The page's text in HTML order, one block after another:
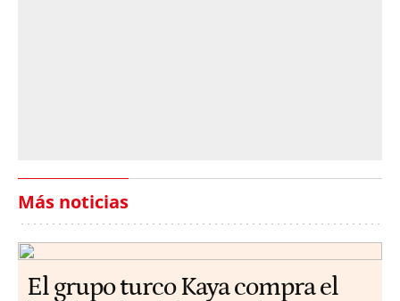
Más noticias
El grupo turco Kaya compra el